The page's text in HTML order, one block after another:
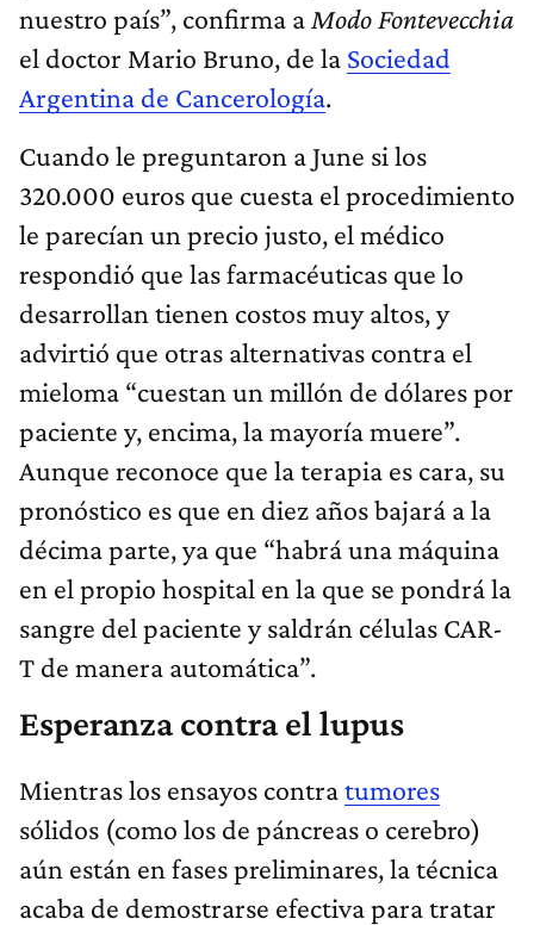
nuestro país”, confirma a Modo Fontevecchia
el doctor Mario Bruno, de la Sociedad
Argentina de Cancerología.
Cuando le preguntaron a June si los
320.000 euros que cuesta el procedimiento
le parecían un precio justo, el médico
respondió que las farmacéuticas que lo
desarrollan tienen costos muy altos, y
advirtió que otras alternativas contra el
mieloma “cuestan un millón de dólares por
paciente y, encima, la mayoría muere”.
Aunque reconoce que la terapia es cara, su
pronóstico es que en diez años bajará a la
décima parte, ya que “habrá una máquina
en el propio hospital en la que se pondrá la
sangre del paciente y saldrán células CAR-
T de manera automática”.
Esperanza contra el lupus
Mientras los ensayos contratumores
sólidos (como los de páncreas o cerebro)
aún están en fases preliminares, la técnica
acaba de demostrarse efectiva para tratar